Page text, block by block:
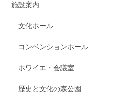
施設案内
文化ホール
コンベンションホール
ホワイエ・会議室
歴史と文化の森公園